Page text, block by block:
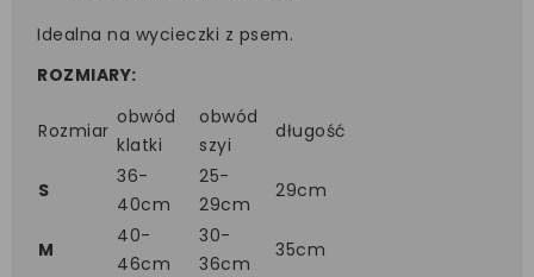
Idealna na wycieczki z psem.
ROZMIARY:
Rozmiar
obwód
klatki
obwód
szyi
długość
S
36-
40cm
25-
29cm
29cm
M
40-
46cm
30-
36cm
35cm